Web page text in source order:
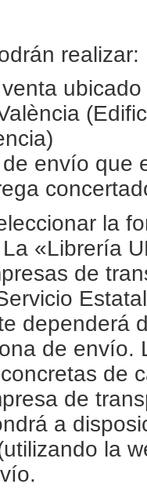
realizar:
envío que
la
«Librería
de
dependerá
de envío.
de
de
a
la